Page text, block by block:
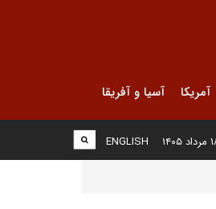
آمریکا آسیا و آفریقا
ENGLISH